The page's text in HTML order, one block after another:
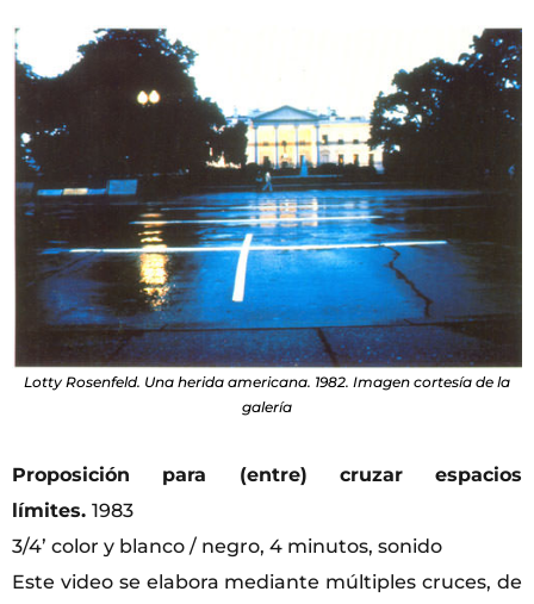
Lotty Rosenfeld. Una herida americana. 1982. Imagen cortesía de la
galería
Proposición para (entre) cruzar espacios
límites. 1983
3/4’ color y blanco / negro, 4 minutos, sonido
Este video se elabora mediante múltiples cruces, de